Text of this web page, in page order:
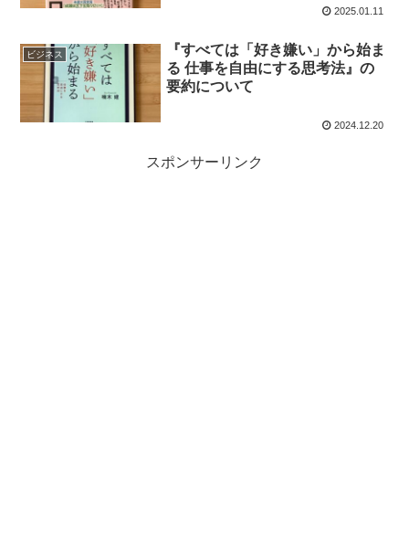
2025.01.11
ビジネス
『すべては「好き嫌い」から始ま
る 仕事を自由にする思考法』の
要約について
2024.12.20
スポンサーリンク